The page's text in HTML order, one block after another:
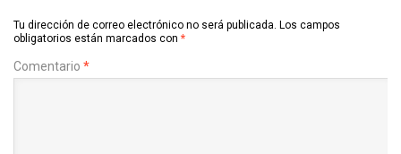
Tu dirección de correo electrónico no será publicada. Los campos
obligatorios están marcados con *
Comentario *